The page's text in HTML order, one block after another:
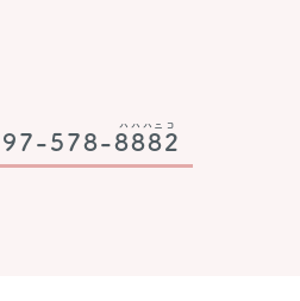
578-8882
ハハハニコ